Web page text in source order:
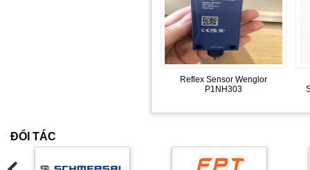
Reflex Sensor Wenglor
P1NH303
ĐỐI TÁC